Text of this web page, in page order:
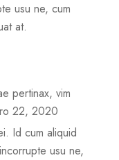
usu ne, cum
at.
22, 2020
pertinax, vim
Id cum aliquid
usu ne,